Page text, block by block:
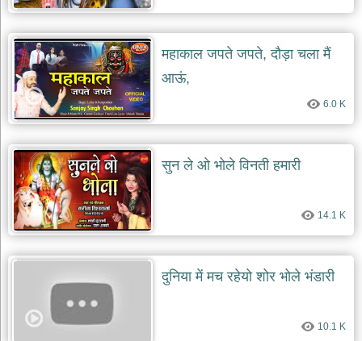
बावा
दयाल
भजन
bawa
lal
dayal
bhajans
देव
भजन
shani
dev
bhajans
आज
भजन
महाकाल जपते जपते, दौड़ा चला मैं
आऊं,
6.0 K
सुन ले ओ भोले विनती हमारी
14.1 K
दुनिया में मच रहेयो शोर भोले भंडारी
10.1 K